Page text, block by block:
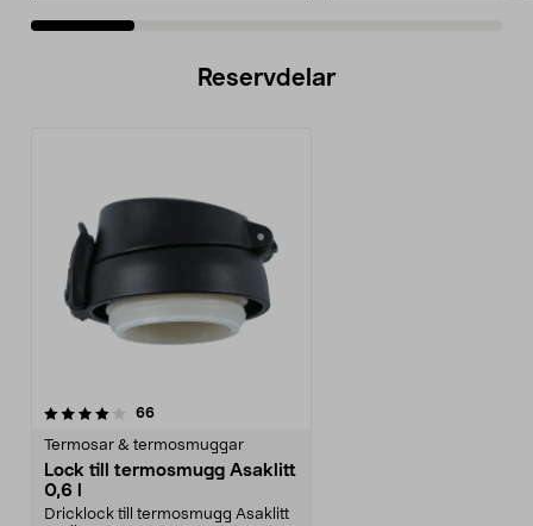
Reservdelar
66recensioner
Termosar & termosmuggar
Lock till termosmugg Asaklitt
0,6 l
Dricklock till termosmugg Asaklitt